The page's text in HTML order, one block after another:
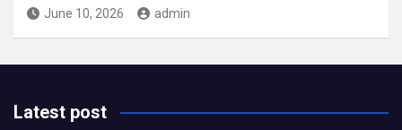
June 10, 2026 admin
Latest post